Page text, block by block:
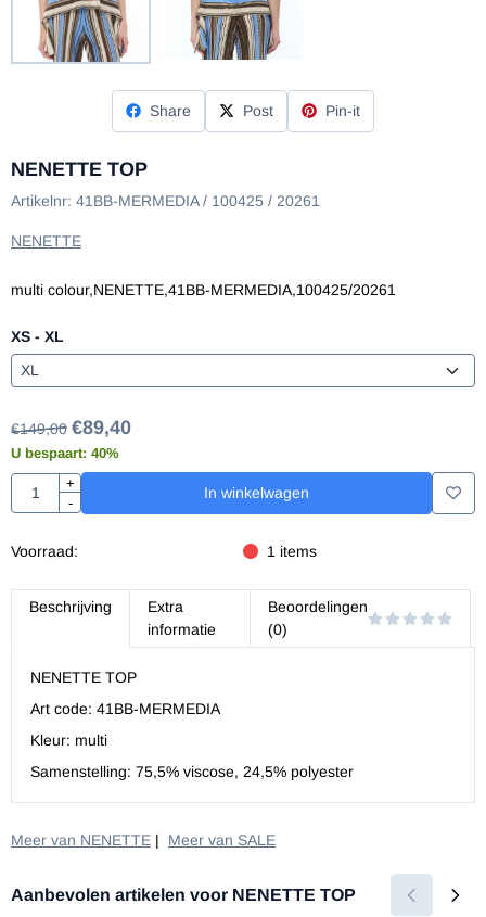
Share Post Pin-it
NENETTE TOP
Artikelnr: 41BB-MERMEDIA / 100425 / 20261
NENETTE
multi colour,NENETTE,41BB-MERMEDIA,100425/20261
XS - XL
€149,00 €89,40
U bespaart: 40%
Aantal
+
-
In winkelwagen
Voorraad: 1 items
Beschrijving
Extra
informatie
Beoordelingen
(0)
NENETTE TOP
Art code: 41BB-MERMEDIA
Kleur: multi
Samenstelling: 75,5% viscose, 24,5% polyester
Meer van NENETTE | Meer van SALE
Aanbevolen artikelen voor NENETTE TOP